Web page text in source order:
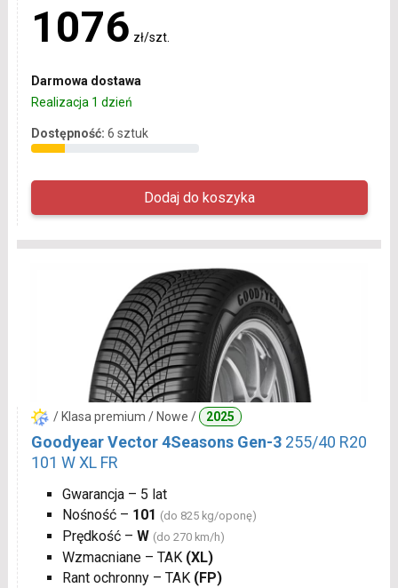
1076 zł/szt.
Darmowa dostawa
Realizacja 1 dzień
Dostępność: 6 sztuk
/ Klasa premium / Nowe / 2025
Goodyear Vector 4Seasons Gen-3 255/40 R20
101 W XL FR
Gwarancja – 5 lat
Nośność – 101 (do 825 kg/oponę)
Prędkość – W (do 270 km/h)
Wzmacniane – TAK (XL)
Rant ochronny – TAK (FP)